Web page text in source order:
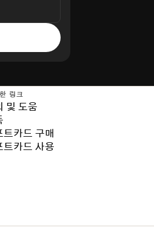
링크
및 도움
트카드 구매
트카드 사용